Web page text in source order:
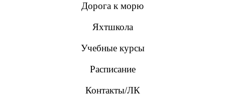
Дорога к морю
Яхтшкола
Учебные курсы
Расписание
Контакты/ЛК